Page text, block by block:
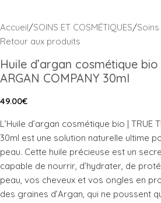
Accueil/SOINS ET COSMÉTIQUES/
Retour aux produits
Huile d’argan cosmétique bio
ARGAN COMPANY 30ml
49.00€
L’Huile d’argan cosmétique bio | TRUE
30ml est une solution naturelle ultime
peau. Cette huile précieuse est un
capable de nourrir, d’hydrater, de
peau, vos cheveux et vos ongles en
des graines d’Argan, qui ne poussent